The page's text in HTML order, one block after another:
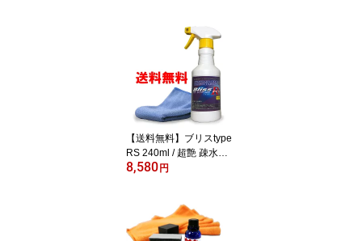
【送料無料】ブリスtype
RS 240ml / 超艶 疎水性
クロス付き 効果1年以上
8,580円